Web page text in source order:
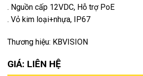
. Nguồn cấp 12VDC, Hỗ trợ PoE
. Vỏ kim loại+nhựa, IP67
Thương hiệu: KBVISION
GIÁ: LIÊN HỆ